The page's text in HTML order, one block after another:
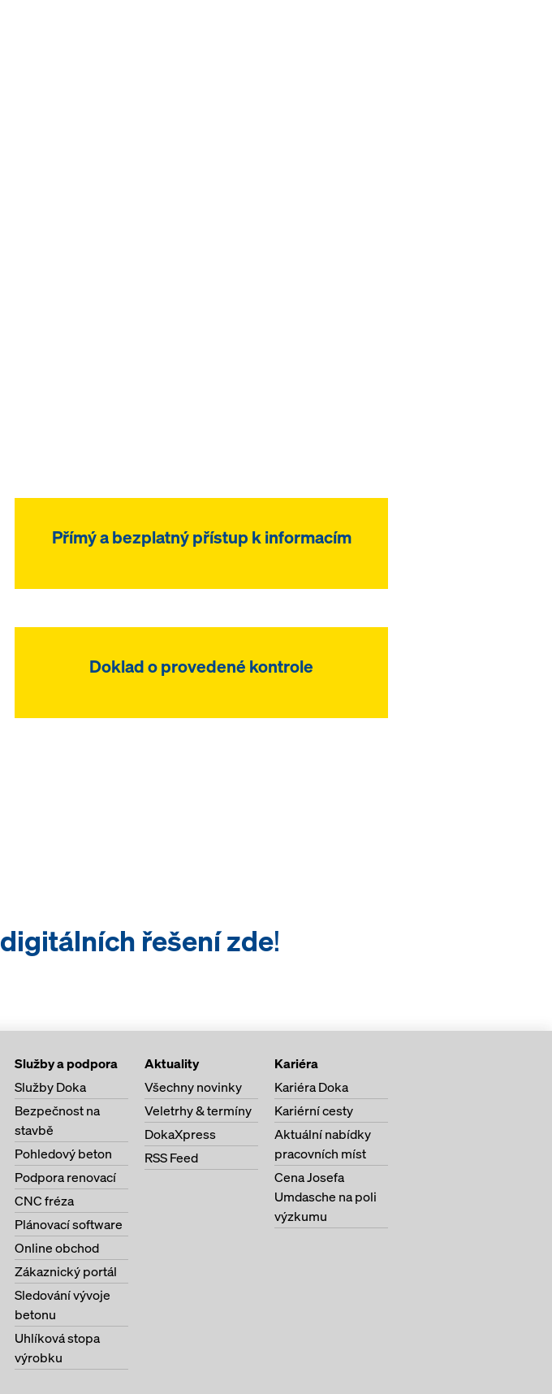
Přímý a bezplatný přístup k informacím
Doklad o provedené kontrole
digitálních řešení zde!
Služby a podpora
Služby Doka
Bezpečnost na
stavbě
Pohledový beton
Podpora renovací
CNC fréza
Plánovací software
Online obchod
Zákaznický portál
Sledování vývoje
betonu
Uhlíková stopa
výrobku
Aktuality
Všechny novinky
Veletrhy & termíny
DokaXpress
RSS Feed
Kariéra
Kariéra Doka
Kariérní cesty
Aktuální nabídky
pracovních míst
Cena Josefa
Umdasche na poli
výzkumu